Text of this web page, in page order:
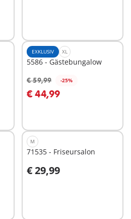
EXKLUSIV XL
5586 - Gästebungalow
€ 59,99 -25%
€ 44,99
In den Warenkorb
M
71535 - Friseursalon
€ 29,99
In den Warenkorb